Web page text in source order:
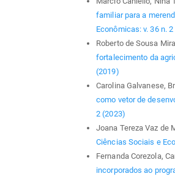
familiar para a
Econômicas: v. 36 n.
Roberto de Sousa
fortalecimento da
(2019)
Carolina Galvanese,
como vetor de
2 (2023)
Joana Tereza Vaz de
Ciências Sociais e
Fernanda Corezola,
incorporados ao